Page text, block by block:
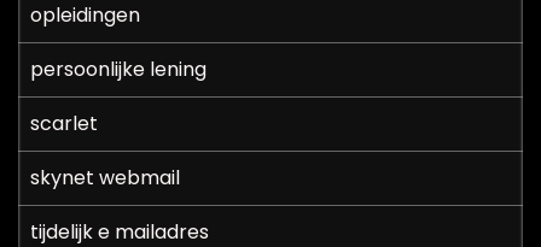
opleidingen
persoonlijke lening
scarlet
skynet webmail
tijdelijk e mailadres